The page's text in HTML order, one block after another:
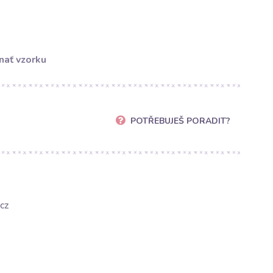
vzorku
POTŘEBUJEŠ PORADIT?